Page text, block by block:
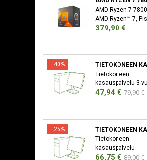
AMD Ryzen 7
AMD Ryzen™ 7,
AM5, 5 nm, AMD,
Hinta
379,90 €
−40%
Tietokoneen
kasauspalvelu 3
takuu XMP/EXPO
Hinta
47,94 € Normaali
79,90 €
−25%
Tietokoneen
kasauspalvelu
Käyttöjärjestelmän
Hinta
66,75 € Normaali
89,00 €